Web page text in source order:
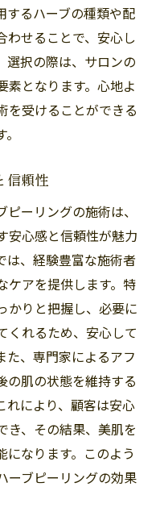
するハーブの種類や配
わせることで、安心し
選択の際は、サロンの
素となります。心地よ
を受けることができる
信頼性
ーリングの施術は、
安心感と信頼性が魅力
は、経験豊富な施術者
ケアを提供します。特
かりと把握し、必要に
くれるため、安心して
た、専門家によるアフ
の肌の状態を維持する
れにより、顧客は安心
き、その結果、美肌を
になります。このよう
ーブピーリングの効果